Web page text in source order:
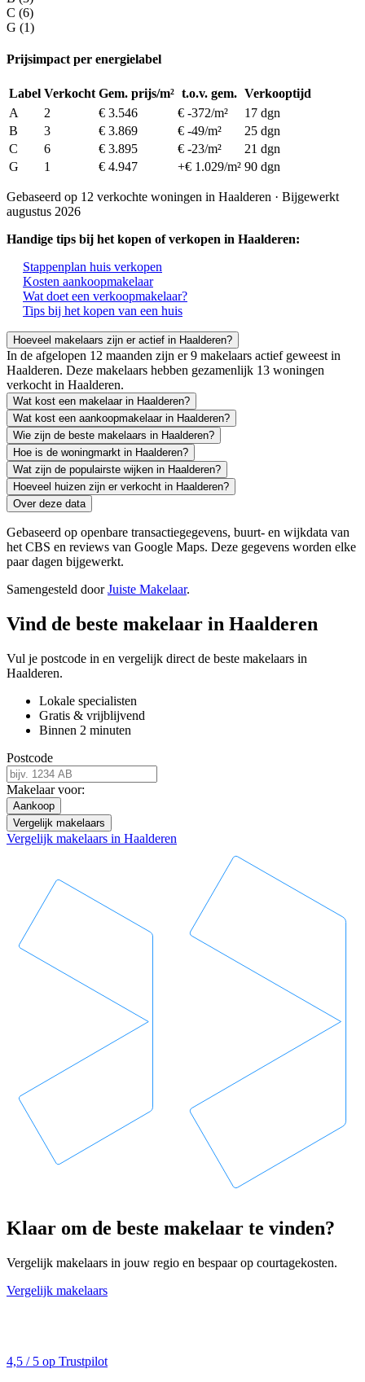
C (6)
G (1)
Prijsimpact per energielabel
Label Verkocht Gem. prijs/m² t.o.v. gem. Verkooptijd
A
2 € 3.546 € -372/m²
17 dgn
B
3 € 3.869 € -49/m²
25 dgn
C
6 € 3.895 € -23/m²
21 dgn
G
1 € 4.947 +€ 1.029/m² 90 dgn
Gebaseerd op 12 verkochte woningen in Haalderen · Bijgewerkt
augustus 2026
Handige tips bij het kopen of verkopen in Haalderen:
Stappenplan huis verkopen
Kosten aankoopmakelaar
Wat doet een verkoopmakelaar?
Tips bij het kopen van een huis
Hoeveel makelaars zijn er actief in Haalderen?
In de afgelopen 12 maanden zijn er 9 makelaars actief geweest in
Haalderen. Deze makelaars hebben gezamenlijk 13 woningen
verkocht in Haalderen.
Wat kost een makelaar in Haalderen?
Wat kost een aankoopmakelaar in Haalderen?
Wie zijn de beste makelaars in Haalderen?
Hoe is de woningmarkt in Haalderen?
Wat zijn de populairste wijken in Haalderen?
Hoeveel huizen zijn er verkocht in Haalderen?
Over deze data
Gebaseerd op openbare transactiegegevens, buurt- en wijkdata van
het CBS en reviews van Google Maps. Deze gegevens worden elke
paar dagen bijgewerkt.
Samengesteld doorJuiste Makelaar.
Vind de beste makelaar in Haalderen
Vul je postcode in en vergelijk direct de beste makelaars in
Haalderen.
Lokale specialisten
Gratis & vrijblijvend
Binnen 2 minuten
Postcode
Makelaar voor:
Aankoop
Vergelijk makelaars
Vergelijk makelaars in Haalderen
Klaar om de beste makelaar te vinden?
Vergelijk makelaars in jouw regio en bespaar op courtagekosten.
Vergelijk makelaars
4,5 / 5 op Trustpilot